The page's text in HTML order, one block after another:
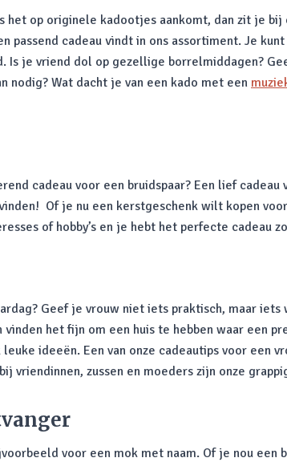
op originele kadootjes aankomt, dan zit je
passend cadeau vindt in ons assortiment. Je
je vriend dol op gezellige borrelmiddagen?
nodig? Wat dacht je van een kado met een
cadeau voor een bruidspaar? Een lief
Of je nu een kerstgeschenk wilt kopen
of hobby’s en je hebt het perfecte cadeau
Geef je vrouw niet iets praktisch, maar
het fijn om een huis te hebben waar een
ideeën. Een van onze cadeautips voor een
vriendinnen, zussen en moeders zijn onze
voor een mok met naam. Of je nou